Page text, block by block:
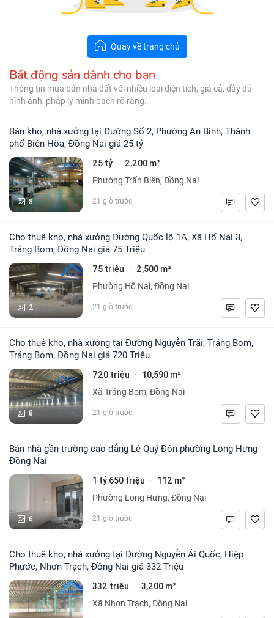
Quay về trang chủ
Bất động sản dành cho bạn
Thông tin mua bán nhà đất với nhiều loại diện tích, giá cả, đầy đủ
hình ảnh, pháp lý minh bạch rõ ràng.
Bán kho, nhà xưởng tại Đường Số 2, Phường An Bình, Thành
phố Biên Hòa, Đồng Nai giá 25 tỷ
8
25 tỷ · 2,200 m²
Phường Trấn Biên, Đồng Nai
21 giờ trước
Cho thuê kho, nhà xưởng Đường Quốc lộ 1A, Xã Hố Nai 3,
Trảng Bom, Đồng Nai giá 75 Triệu
2
75 triệu · 2,500 m²
Phường Hố Nai, Đồng Nai
21 giờ trước
Cho thuê kho, nhà xưởng tại Đường Nguyễn Trãi, Trảng Bom,
Trảng Bom, Đồng Nai giá 720 Triệu
8
720 triệu · 10,590 m²
Xã Trảng Bom, Đồng Nai
21 giờ trước
Bán nhà gần trường cao đẳng Lê Quý Đôn phường Long Hưng
Đồng Nai
6
1 tỷ 650 triệu · 112 m²
Phường Long Hưng, Đồng Nai
21 giờ trước
Cho thuê kho, nhà xưởng tại Đường Nguyễn Ái Quốc, Hiệp
Phước, Nhơn Trạch, Đồng Nai giá 332 Triệu
332 triệu · 3,200 m²
Xã Nhơn Trạch, Đồng Nai